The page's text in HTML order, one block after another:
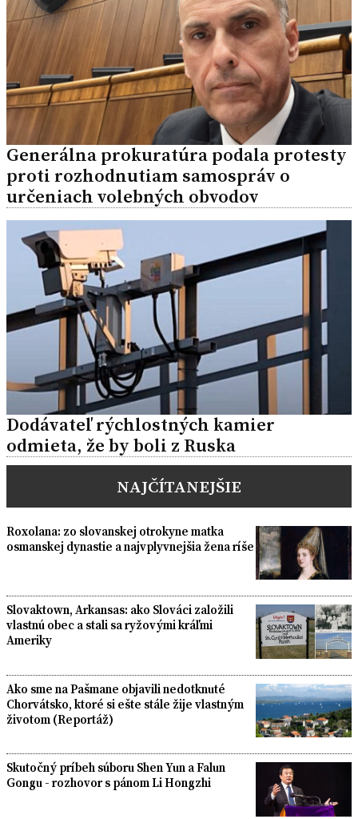
Generálna prokuratúra podala protesty
proti rozhodnutiam samospráv o
určeniach volebných obvodov
Dodávateľ rýchlostných kamier
odmieta, že by boli z Ruska
NAJČÍTANEJŠIE
Roxolana: zo slovanskej otrokyne matka
osmanskej dynastie a najvplyvnejšia žena ríše
Slovaktown, Arkansas: ako Slováci založili
vlastnú obec a stali sa ryžovými kráľmi
Ameriky
Ako sme na Pašmane objavili nedotknuté
Chorvátsko, ktoré si ešte stále žije vlastným
životom (Reportáž)
Skutočný príbeh súboru Shen Yun a Falun
Gongu - rozhovor s pánom Li Hongzhi